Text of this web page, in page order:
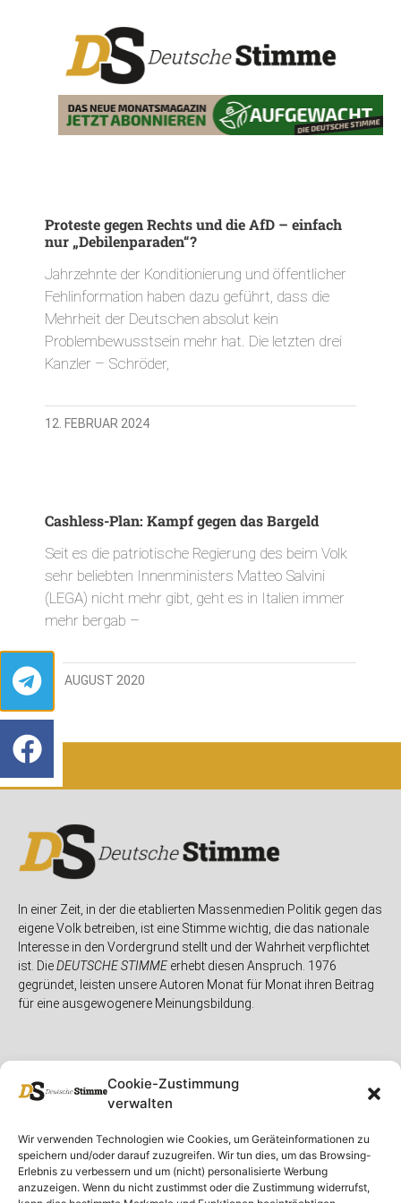
Cookie-Zustimmung
verwalten
Wir verwenden Technologien wie Cookies, um Geräteinformationen zu
speichern und/oder darauf zuzugreifen. Wir tun dies, um das Browsing-
Erlebnis zu verbessern und um (nicht) personalisierte Werbung
anzuzeigen. Wenn du nicht zustimmst oder die Zustimmung widerrufst,
Proteste gegen Rechts und die AfD – einfach
nur „Debilenparaden“?
Jahrzehnte der Konditionierung und öffentlicher
Fehlinformation haben dazu geführt, dass die
Mehrheit der Deutschen absolut kein
Problembewusstsein mehr hat. Die letzten drei
Kanzler – Schröder,
12. FEBRUAR 2024
Cashless-Plan: Kampf gegen das Bargeld
Seit es die patriotische Regierung des beim Volk
sehr beliebten Innenministers Matteo Salvini
(LEGA) nicht mehr gibt, geht es in Italien immer
mehr bergab –
19. AUGUST 2020
In einer Zeit, in der die etablierten Massenmedien Politik gegen das
eigene Volk betreiben, ist eine Stimme wichtig, die das nationale
Interesse in den Vordergrund stellt und der Wahrheit verpflichtet
ist. DieDEUTSCHE STIMMEerhebt diesen Anspruch. 1976
gegründet, leisten unsere Autoren Monat für Monat ihren Beitrag
für eine ausgewogenere Meinungsbildung.
Unser Magazin
Spenden
Ausgaben
Rubriken
Deutschland
Ausland
Rechtliches
Rechtliche Hinweise
Impressum